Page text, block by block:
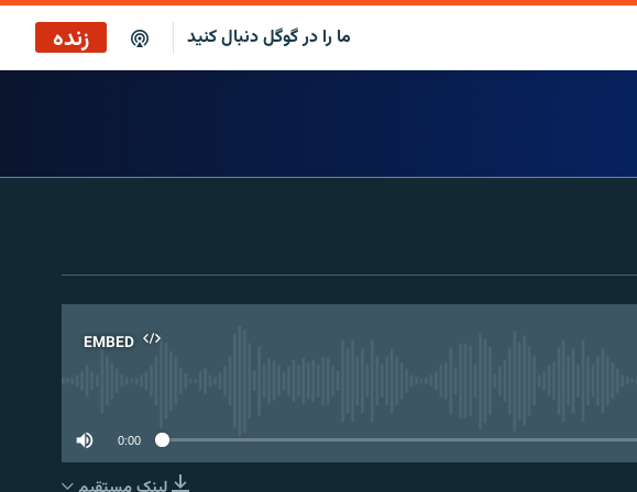
ما را در گوگل دنبال کنید زنده
EMBED
0:00